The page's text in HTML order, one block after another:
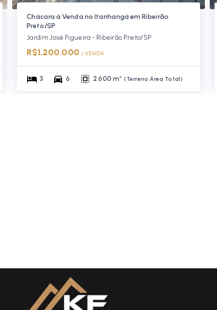
Chácara á Venda no Itanhangá em Ribeirão
Preto/SP
Jardim José Figueira - Ribeirão Preto/SP
R$1.200.000 / VENDA
3 6 2.600 m² (Terreno Área Total)